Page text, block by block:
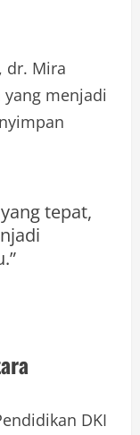
dr. Mira
menjadi
tepat,
DKI